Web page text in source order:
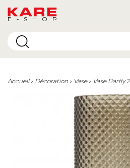
E-SHOP
Accueil Décoration Vase Vase Barfly